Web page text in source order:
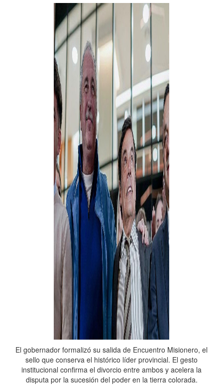
El gobernador formalizó su salida de Encuentro Misionero, el
sello que conserva el histórico líder provincial. El gesto
institucional confirma el divorcio entre ambos y acelera la
disputa por la sucesión del poder en la tierra colorada.